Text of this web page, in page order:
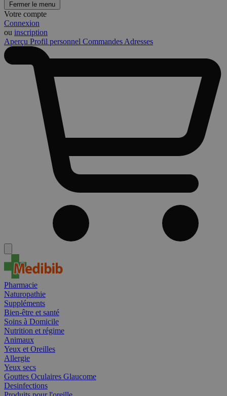
Fermer le menu
Votre compte
Connexion
ou inscription
Aperçu Profil personnel Commandes Adresses
Pharmacie
Naturopathie
Suppléments
Bien-être et santé
Soins à Domicile
Nutrition et régime
Animaux
Yeux et Oreilles
Allergie
Yeux secs
Gouttes Oculaires Glaucome
Desinfections